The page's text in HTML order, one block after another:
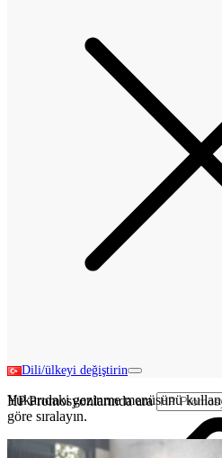
Dili/ülkeyi değiştirin
HP Promosyonlarında ara
Yukarıdaki gezinme menüsünü
göre sıralayın.